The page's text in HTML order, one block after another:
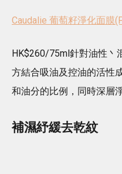
Caudalie 葡萄籽淨化面膜
HK$260/75ml針對油性丶
方結合吸油及控油的活性
和油分的比例，同時深層
補濕紓緩去乾紋